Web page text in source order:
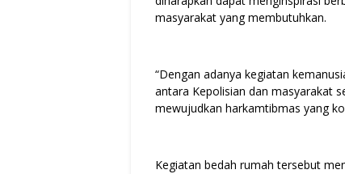
masyarakat yang membutuhkan.
“Dengan adanya kegiatan
antara Kepolisian dan masyarakat
mewujudkan harkamtibmas yang
Kegiatan bedah rumah tersebut